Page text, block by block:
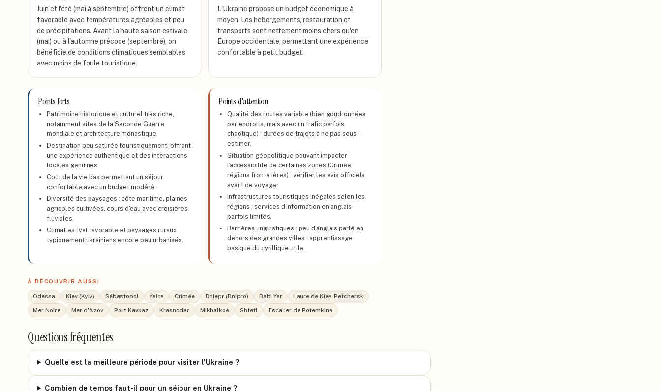
Juin et l'été (mai à septembre) offrent un climat
favorable avec températures agréables et peu
de précipitations. Avant la haute saison estivale
(mai) ou à l'automne précoce (septembre), on
bénéficie de conditions climatiques semblables
avec moins de foule touristique.
L'Ukraine propose un budget économique à
moyen. Les hébergements, restauration et
transports sont nettement moins chers qu'en
Europe occidentale, permettant une expérience
confortable à petit budget.
Points forts
Patrimoine historique et culturel très riche,
notamment sites de la Seconde Guerre
mondiale et architecture monastique.
Destination peu saturée touristiquement, offrant
une expérience authentique et des interactions
locales genuines.
Coût de la vie bas permettant un séjour
confortable avec un budget modéré.
Diversité des paysages : côte maritime, plaines
agricoles cultivées, cours d'eau avec croisières
fluviales.
Climat estival favorable et paysages ruraux
typiquement ukrainiens encore peu urbanisés.
Points d'attention
Qualité des routes variable (bien goudronnées
par endroits, mais avec un trafic parfois
chaotique) ; durées de trajets à ne pas sous-
estimer.
Situation géopolitique pouvant impacter
l'accessibilité de certaines zones (Crimée,
régions frontalières) ; vérifier les avis officiels
avant de voyager.
Infrastructures touristiques inégales selon les
régions ; services d'information en anglais
parfois limités.
Barrières linguistiques : peu d'anglais parlé en
dehors des grandes villes ; apprentissage
basique du cyrillique utile.
À DÉCOUVRIR AUSSI
Odessa Kiev (Kyiv) Sébastopol Yalta Crimée Dniepr (Dnipro) Babi Yar
Laure de Kiev-Petchersk
Mer Noire
Mer d'Azov Port Kavkaz Krasnodar Mikhalkoe Shtetl Escalier de Potemkine
Questions fréquentes
Quelle est la meilleure période pour visiter l'Ukraine ?
Combien de temps faut-il pour un séjour en Ukraine ?